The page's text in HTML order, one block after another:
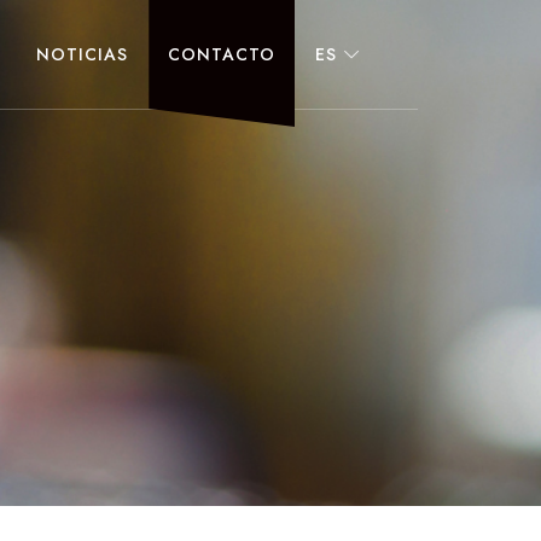
NOTICIAS CONTACTO ES